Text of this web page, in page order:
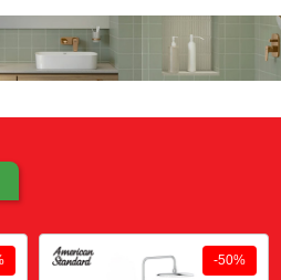
các sản phẩm dịch vụ cung cấp.
-50%